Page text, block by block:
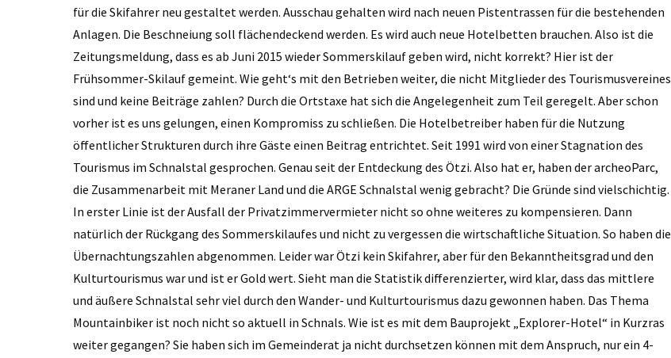
für die Skifahrer neu gestaltet werden. Ausschau gehalten wird nach neuen Pistentrassen für die bestehenden
Anlagen. Die Beschneiung soll ­flächendeckend werden. Es wird auch neue Hotelbetten brauchen. Also ist die
Zeitungsmeldung, dass es ab Juni 2015 wieder Sommerskilauf geben wird, nicht korrekt? Hier ist der
Frühsommer-Skilauf gemeint. Wie geht‘s mit den Betrieben weiter, die nicht Mitglieder des Tourismusvereines
sind und keine Beiträge zahlen? Durch die Ortstaxe hat sich die Angelegenheit zum Teil geregelt. Aber schon
vorher ist es uns gelungen, einen Kompromiss zu schließen. Die Hotelbetreiber haben für die Nutzung
öffentlicher Strukturen durch ihre Gäste einen Beitrag entrichtet. Seit 1991 wird von einer Stagnation des
Tourismus im Schnalstal gesprochen. Genau seit der Entdeckung des Ötzi. Also hat er, haben der archeoParc,
die Zusammenarbeit mit Meraner Land und die ARGE Schnalstal wenig gebracht? Die Gründe sind vielschichtig.
In erster Linie ist der Ausfall der Privatzimmervermieter nicht so ohne weiteres zu kompensieren. Dann
natürlich der Rückgang des Sommerskilaufes und nicht zu vergessen die wirtschaftliche ­Situation. So haben die
Übernachtungszahlen abgenommen. Leider war Ötzi kein Skifahrer, aber für den Bekanntheitsgrad und den
Kulturtourismus war und ist er Gold wert. Sieht man die Statistik differenzierter, wird klar, dass das mittlere
und äußere Schnalstal sehr viel durch den Wander- und Kulturtourismus dazu gewonnen haben. Das Thema
Mountainbiker ist noch nicht so aktuell in Schnals. Wie ist es mit dem Bauprojekt „Explorer-Hotel“ in Kurzras
weiter gegangen? Sie haben sich im Gemeinderat ja nicht durchsetzen können mit dem Anspruch, nur ein 4-